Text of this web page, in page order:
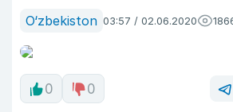
O‘zbekiston 03:57 / 02.06.2020
0 0